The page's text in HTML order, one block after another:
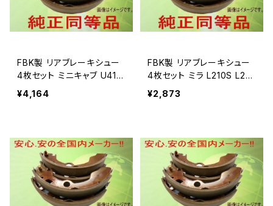
FBK製 リアブレーキシュー
4枚セット ミニキャブ U41T
用 T6707
¥4,164
FBK製 リアブレーキシュー
4枚セット ミラ L210S L210
V 用 T027
¥2,873